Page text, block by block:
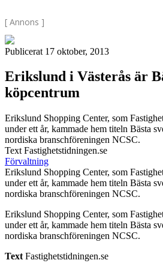
[ Annons ]
Publicerat 17 oktober, 2013
Erikslund i Västerås är
köpcentrum
Erikslund Shopping Center, som
under ett år, kammade hem titeln Bästa
nordiska branschföreningen NCSC.
Text Fastighetstidningen.se
Förvaltning
Erikslund Shopping Center, som
under ett år, kammade hem titeln Bästa
nordiska branschföreningen NCSC.
Erikslund Shopping Center, som
under ett år, kammade hem titeln Bästa
nordiska branschföreningen NCSC.
Text Fastighetstidningen.se